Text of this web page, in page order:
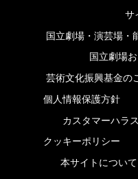
サ
国立劇場・演芸場・
国立劇場
芸術文化振興基金の
個人情報保護方針
カスタマーハラ
クッキーポリシー
本サイトについて